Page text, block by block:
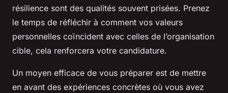
résilience sont des qualités souvent prisées. Prenez
le temps de réfléchir à comment vos valeurs
personnelles coïncident avec celles de l’organisation
cible, cela renforcera votre candidature.
Un moyen efficace de vous préparer est de mettre
en avant des expériences concrètes où vous avez